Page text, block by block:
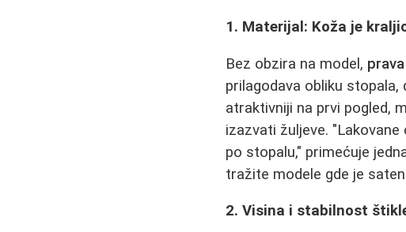
1. Materijal: Koža je
Bez obzira na model,
prilagodava obliku
atraktivniji na prvi pogled,
izazvati žuljeve.
po stopalu," primećuje
tražite modele gde je
2. Visina i stabilnost